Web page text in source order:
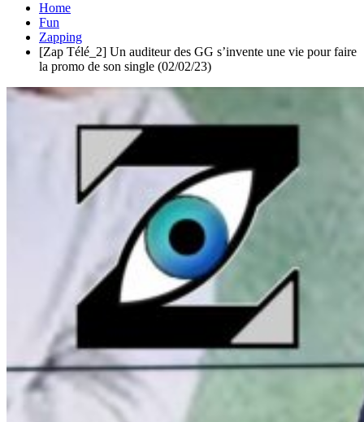
Home
Fun
Zapping
[Zap Télé_2] Un auditeur des GG s’invente une vie pour faire
la promo de son single (02/02/23)